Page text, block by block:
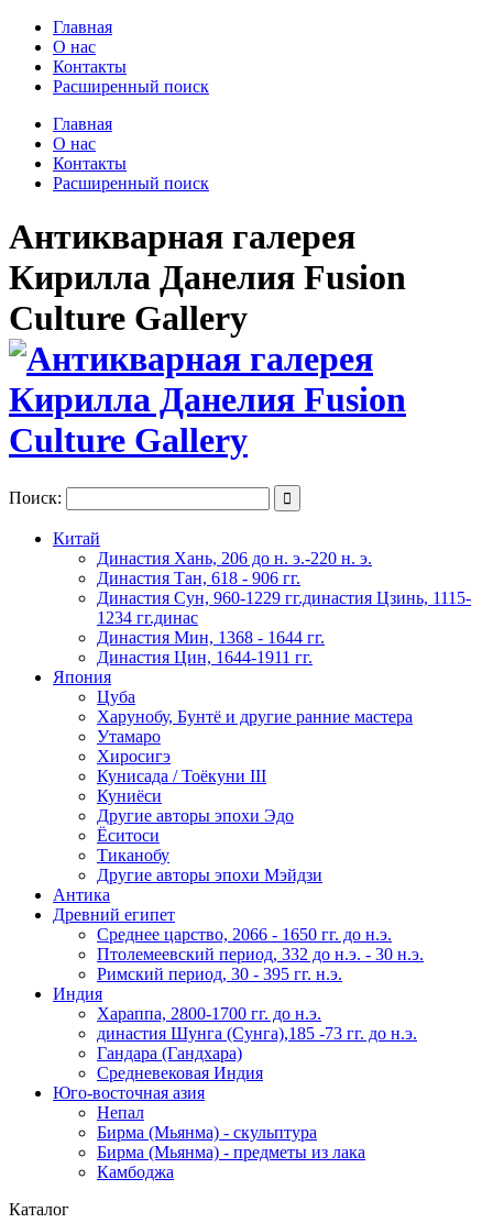
Главная
О нас
Контакты
Расширенный поиск
Главная
О нас
Контакты
Расширенный поиск
Антикварная галерея
Кирилла Данелия Fusion
Culture Gallery
Поиск: 
Китай
Династия Хань, 206 до н. э.-220 н. э.
Династия Тан, 618 - 906 гг.
Династия Сун, 960-1229 гг.династия Цзинь, 1115-
1234 гг.динас
Династия Мин, 1368 - 1644 гг.
Династия Цин, 1644-1911 гг.
Япония
Цуба
Харунобу, Бунтё и другие ранние мастера
Утамаро
Хиросигэ
Кунисада / Тоёкуни III
Куниёси
Другие авторы эпохи Эдо
Ёситоси
Тиканобу
Другие авторы эпохи Мэйдзи
Антика
Древний египет
Среднее царство, 2066 - 1650 гг. до н.э.
Птолемеевский период, 332 до н.э. - 30 н.э.
Римский период, 30 - 395 гг. н.э.
Индия
Хараппа, 2800-1700 гг. до н.э.
династия Шунга (Сунга),185 -73 гг. до н.э.
Гандара (Гандхара)
Средневековая Индия
Юго-восточная азия
Непал
Бирма (Мьянма) - скульптура
Бирма (Мьянма) - предметы из лака
Камбоджа
Каталог